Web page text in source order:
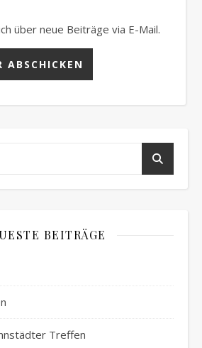
über neue Beiträge via E-Mail.
BEITRÄGE
Treffen